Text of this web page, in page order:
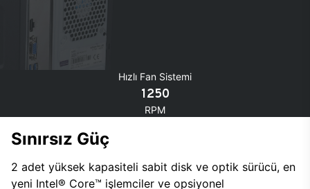
Hızlı Fan Sistemi
1250
RPM
Sınırsız Güç
2 adet yüksek kapasiteli sabit disk ve optik sürücü, en
yeni Intel® Core™ işlemciler ve opsiyonel